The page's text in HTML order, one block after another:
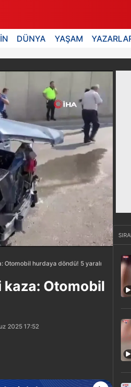
DÜNYA YAŞAM
Otomobil hurdaya döndü! 5 yaralı
Otomobil
2025 17:52